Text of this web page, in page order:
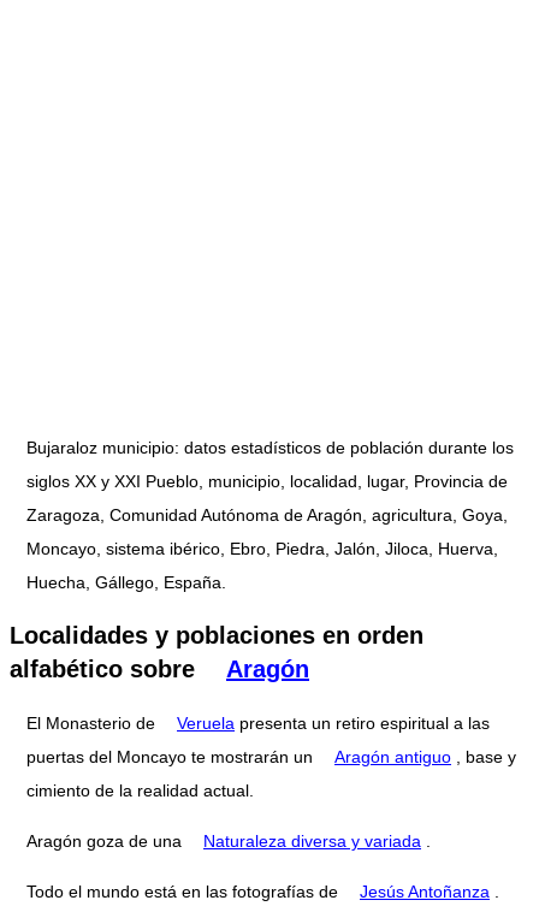
Bujaraloz municipio: datos estadísticos de población durante los
siglos XX y XXI Pueblo, municipio, localidad, lugar, Provincia de
Zaragoza, Comunidad Autónoma de Aragón, agricultura, Goya,
Moncayo, sistema ibérico, Ebro, Piedra, Jalón, Jiloca, Huerva,
Huecha, Gállego, España.
Localidades y poblaciones en orden
alfabético sobre
Aragón
El Monasterio de Veruela presenta un retiro espiritual a las
puertas del Moncayo te mostrarán un
Aragón antiguo , base y
cimiento de la realidad actual.
Aragón goza de una Naturaleza diversa y variada
Todo el mundo está en las fotografías de Jesús Antoñanza